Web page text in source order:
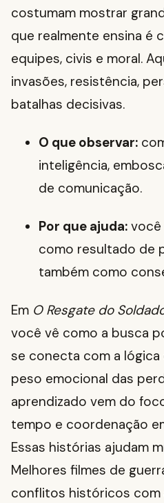
costumam mostrar
que realmente ensina é
equipes, civis e moral.
invasões, resistência,
batalhas decisivas.
O que observar:
inteligência,
de comunicação.
Por que ajuda: você
como resultado de
também como
Em O Resgate do
você vê como a busca
se conecta com a
peso emocional das
aprendizado vem do
tempo e coordenação
Essas histórias ajudam
Melhores filmes de
conflitos históricos com